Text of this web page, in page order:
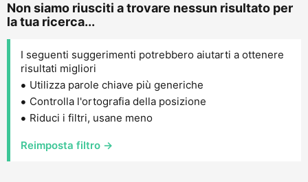
Non siamo riusciti a trovare nessun risultato per
la tua ricerca...
I seguenti suggerimenti potrebbero aiutarti a ottenere
risultati migliori
Utilizza parole chiave più generiche
Controlla l'ortografia della posizione
Riduci i filtri, usane meno
Reimposta filtro →